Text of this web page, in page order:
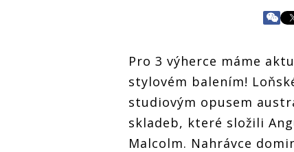
Pro 3 výherce máme
stylovém balením!
studiovým opusem
skladeb, které složili
Malcolm. Nahrávce